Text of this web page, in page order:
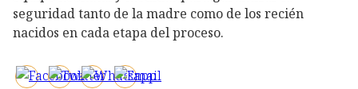
seguridad tanto de la madre como de los recién
nacidos en cada etapa del proceso.